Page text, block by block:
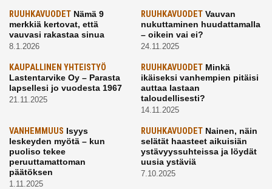
RUUHKAVUODET Nämä 9
merkkiä kertovat, että
vauvasi rakastaa sinua
8.1.2026
RUUHKAVUODETVauvan
nukuttaminen huudattamalla
– oikein vai ei?
24.11.2025
KAUPALLINEN YHTEISTYÖ
Lastentarvike Oy – Parasta
lapsellesi jo vuodesta 1967
21.11.2025
RUUHKAVUODETMinkä
ikäiseksi vanhempien pitäisi
auttaa lastaan
taloudellisesti?
14.11.2025
VANHEMMUUS Isyys
leskeyden myötä – kun
puoliso tekee
peruuttamattoman
päätöksen
1.11.2025
RUUHKAVUODETNainen, näin
selätät haasteet aikuisiän
ystävyyssuhteissa ja löydät
uusia ystäviä
7.10.2025